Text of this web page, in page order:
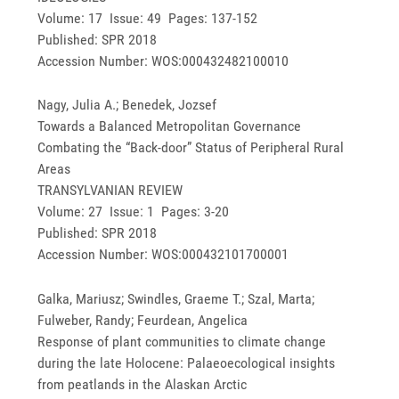
Volume: 17 Issue: 49 Pages: 137-152
Published: SPR 2018
Accession Number: WOS:000432482100010
Nagy, Julia A.; Benedek, Jozsef
Towards a Balanced Metropolitan Governance
Combating the “Back-door” Status of Peripheral Rural
Areas
TRANSYLVANIAN REVIEW
Volume: 27 Issue: 1 Pages: 3-20
Published: SPR 2018
Accession Number: WOS:000432101700001
Galka, Mariusz; Swindles, Graeme T.; Szal, Marta;
Fulweber, Randy; Feurdean, Angelica
Response of plant communities to climate change
during the late Holocene: Palaeoecological insights
from peatlands in the Alaskan Arctic